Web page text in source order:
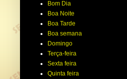
Bom Dia
Boa Noite
Boa Tarde
Boa semana
Domingo
Terça-feira
Sexta feira
Quinta feira